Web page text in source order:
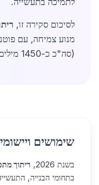
לסיכום סקירה זו,
מנוע צמיחה, עם
(סה"כ כ-1450 מילים)
שימושים
בשנת 2026, ריתוך
בתחומי הבנייה,